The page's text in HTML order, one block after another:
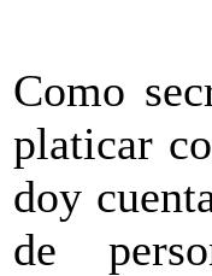
Como
platicar
doy
de